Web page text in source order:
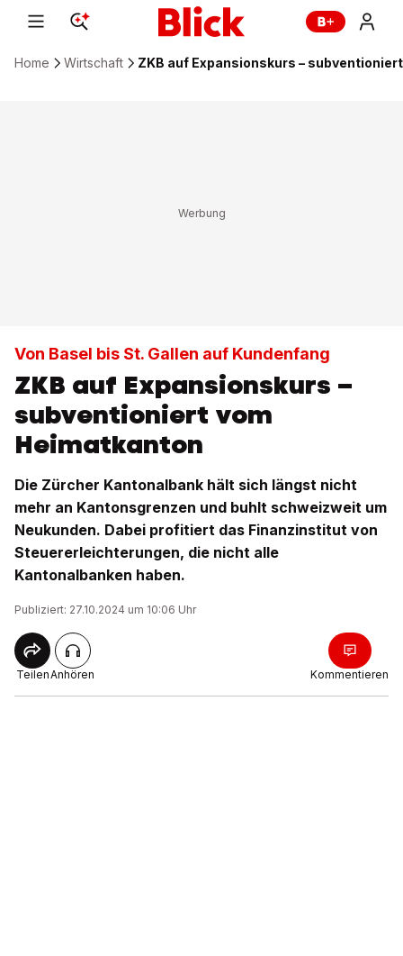
Home Wirtschaft ZKB auf Expansionskurs –
Von Basel bis St. Gallen auf Kundenfang
ZKB auf Expansionskurs –
subventioniert vom
Heimatkanton
Die Zürcher Kantonalbank hält sich längst nicht
mehr an Kantonsgrenzen und buhlt schweizweit um
Neukunden. Dabei profitiert das Finanzinstitut von
Steuererleichterungen, die nicht alle
Kantonalbanken haben.
Publiziert: 27.10.2024 um 10:06 Uhr
TeilenAnhören Kommentieren